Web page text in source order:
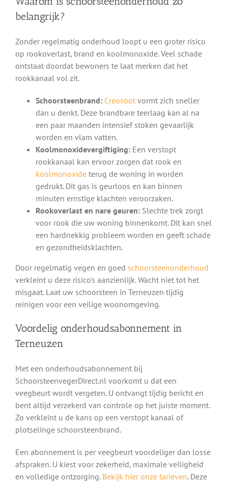
belangrijk?
Zonder regelmatig onderhoud loopt u een groter risico
op rookoverlast, brand en koolmonoxide. Veel schade
ontstaat doordat bewoners te laat merken dat het
rookkanaal vol zit.
Schoorsteenbrand: Creosootvormt zich sneller
dan u denkt. Deze brandbare teerlaag kan al na
een paar maanden intensief stoken gevaarlijk
worden en vlam vatten.
Koolmonoxidevergiftiging:Een verstopt
rookkanaal kan ervoor zorgen dat rook en
koolmonoxideterug de woning in worden
gedrukt. Dit gas is geurloos en kan binnen
minuten ernstige klachten veroorzaken.
Rookoverlast en nare geuren:Slechte trek zorgt
voor rook die uw woning binnenkomt. Dit kan snel
een hardnekkig probleem worden en geeft schade
en gezondheidsklachten.
Door regelmatig vegen en goed schoorsteenonderhoud
verkleint u deze risico's aanzienlijk. Wacht niet tot het
misgaat. Laat uw schoorsteen in Terneuzen tijdig
reinigen voor een veilige woonomgeving.
Voordelig onderhoudsabonnement in
Terneuzen
Met een onderhoudsabonnement bij
SchoorsteenvegerDirect.nl voorkomt u dat een
veegbeurt wordt vergeten. U ontvangt tijdig bericht en
bent altijd verzekerd van controle op het juiste moment.
Zo verkleint u de kans op een verstopt kanaal of
plotselinge schoorsteenbrand.
Een abonnement is per veegbeurt voordeliger dan losse
afspraken. U kiest voor zekerheid, maximale veiligheid
en volledige ontzorging. Bekijk hier onze tarieven. Deze